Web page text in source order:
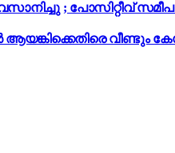
; പോസിറ്റീവ്
വീണ്ടും